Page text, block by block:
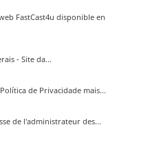
FastCast4u disponible en
- Site da...
de Privacidade mais...
de l'administrateur des...